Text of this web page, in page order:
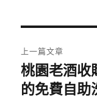
章
導
上一篇文章
上
一
桃園老酒收
的免費自助